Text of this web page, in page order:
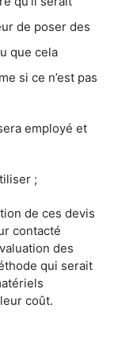
de poser des
que cela
si ce n’est pas
employé et
;
de ces devis
contacté
des
qui serait
coût.